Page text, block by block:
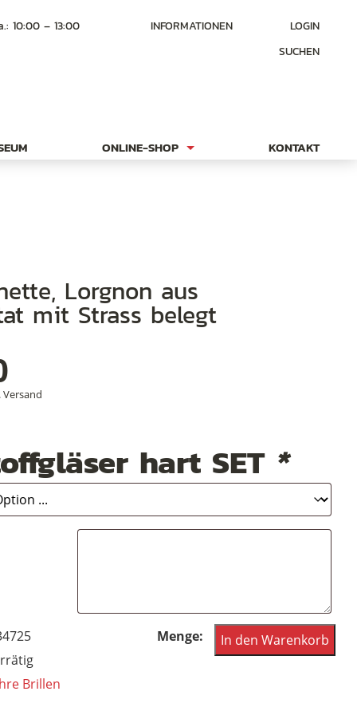
10:00 – 13:00 INFORMATIONEN
LOGIN
SUCHEN
ONLINE-SHOP KONTAKT
mit Strass belegt
Versand
hart SET *
Brillen
Stiel-
Lorgnette,
In den Warenkorb